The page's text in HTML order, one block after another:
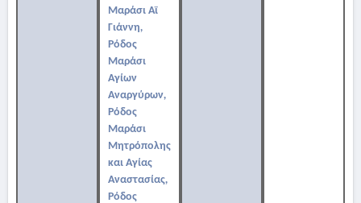
Μαράσι Αϊ
Γιάννη,
Ρόδος
Μαράσι
Αγίων
Αναργύρων,
Ρόδος
Μαράσι
Μητρόπολης
και Αγίας
Αναστασίας,
Ρόδος